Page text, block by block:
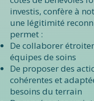
investis, confère à
une légitimité
permet :
De collaborer
équipes de soins
De proposer des
cohérentes et
besoins du terrain